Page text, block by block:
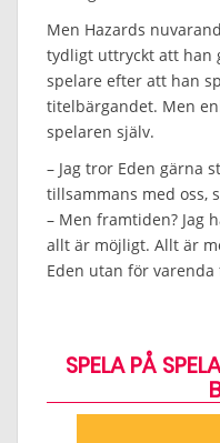
Men Hazards
tydligt uttryckt att han
spelare efter att han
titelbärgandet. Men
spelaren själv.
– Jag tror Eden gärna
tillsammans med oss,
– Men framtiden? Jag
allt är möjligt. Allt är
Eden utan för
SPELA PÅ